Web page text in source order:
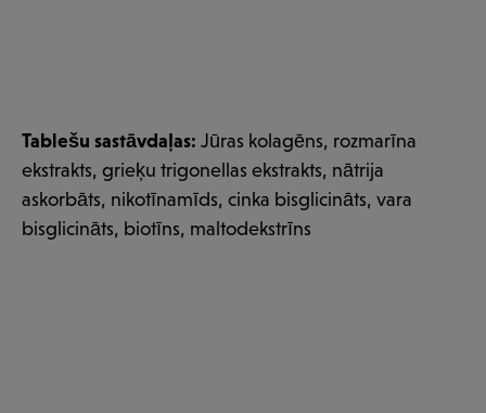
Tablešu sastāvdaļas: Jūras kolagēns, rozmarīna
ekstrakts, grieķu trigonellas ekstrakts, nātrija
askorbāts, nikotīnamīds, cinka bisglicināts, vara
bisglicināts, biotīns, maltodekstrīns